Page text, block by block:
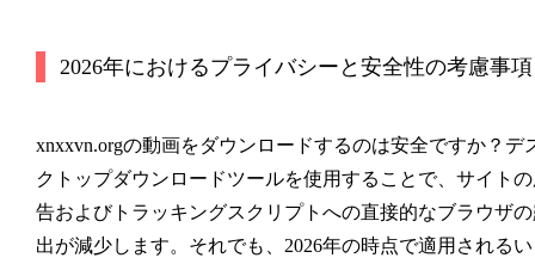
2026年におけるプライバシーと安全性の考慮事項
xnxxvn.orgの動画をダウンロードするのは安全ですか？デ
クトップダウンロードツールを使用することで、サイト
告およびトラッキングスクリプトへの直接的なブラウザ
出が減少します。それでも、2026年の時点で適用される